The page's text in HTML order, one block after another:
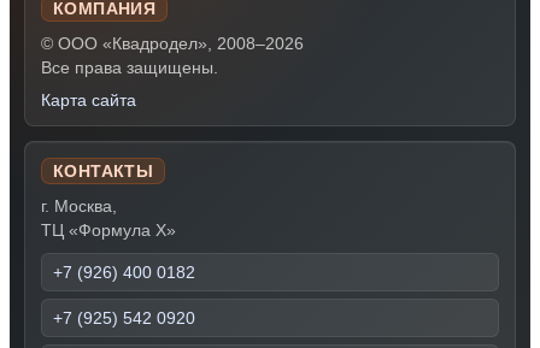
КОМПАНИЯ
© ООО «Квадродел», 2008–2026
Все права защищены.
Карта сайта
КОНТАКТЫ
г. Москва,
ТЦ «Формула Х»
+7 (926) 400 0182
+7 (925) 542 0920